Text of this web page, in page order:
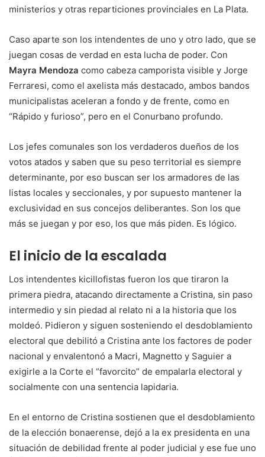
ministerios y otras reparticiones provinciales en La Plata.
Caso aparte son los intendentes de uno y otro lado, que se
juegan cosas de verdad en esta lucha de poder. Con
Mayra Mendoza como cabeza camporista visible y Jorge
Ferraresi, como el axelista más destacado, ambos bandos
municipalistas aceleran a fondo y de frente, como en
“Rápido y furioso”, pero en el Conurbano profundo.
Los jefes comunales son los verdaderos dueños de los
votos atados y saben que su peso territorial es siempre
determinante, por eso buscan ser los armadores de las
listas locales y seccionales, y por supuesto mantener la
exclusividad en sus concejos deliberantes. Son los que
más se juegan y por eso, los que más piden. Es lógico.
El inicio de la escalada
Los intendentes kicillofistas fueron los que tiraron la
primera piedra, atacando directamente a Cristina, sin paso
intermedio y sin piedad al relato ni a la historia que los
moldeó. Pidieron y siguen sosteniendo el desdoblamiento
electoral que debilitó a Cristina ante los factores de poder
nacional y envalentonó a Macri, Magnetto y Saguier a
exigirle a la Corte el “favorcito” de empalarla electoral y
socialmente con una sentencia lapidaria.
En el entorno de Cristina sostienen que el desdoblamiento
de la elección bonaerense, dejó a la ex presidenta en una
situación de debilidad frente al poder judicial y ese fue uno